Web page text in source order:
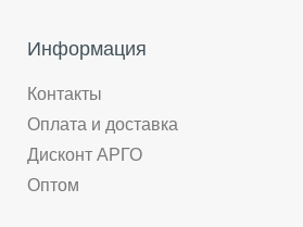
Информация
Контакты
Оплата и доставка
Дисконт АРГО
Оптом